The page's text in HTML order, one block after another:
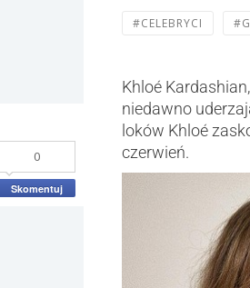
#CELEBRYCI
0
Skomentuj
Khloé
niedawno
loków Khloé
czerwień.